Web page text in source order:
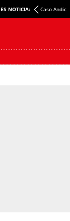
ES NOTICIA: Caso Andic